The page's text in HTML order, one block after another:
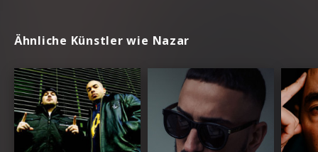
Ähnliche Künstler wie Nazar